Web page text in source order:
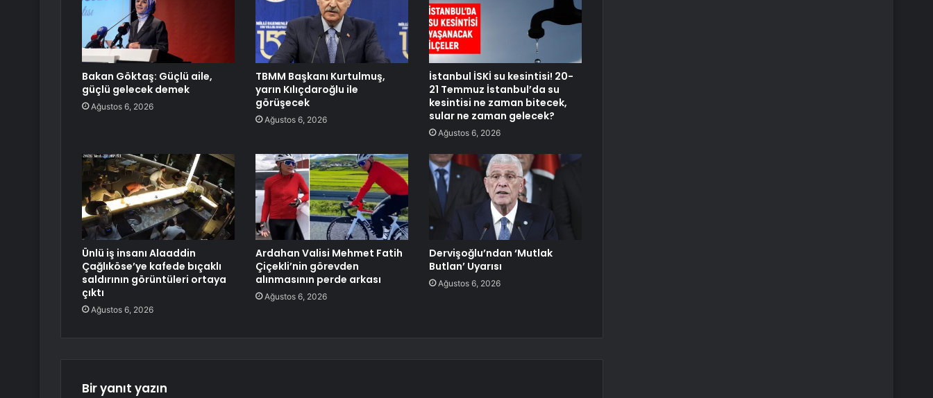
Bakan Göktaş: Güçlü aile,
güçlü gelecek demek
Ağustos 6, 2026
TBMM Başkanı Kurtulmuş,
yarın Kılıçdaroğlu ile
görüşecek
Ağustos 6, 2026
İstanbul İSKİ su kesintisi! 20-
21 Temmuz İstanbul’da su
kesintisi ne zaman bitecek,
sular ne zaman gelecek?
Ağustos 6, 2026
Ünlü iş insanı Alaaddin
Çağlıköse’ye kafede bıçaklı
saldırının görüntüleri ortaya
çıktı
Ağustos 6, 2026
Ardahan Valisi Mehmet Fatih
Çiçekli’nin görevden
alınmasının perde arkası
Ağustos 6, 2026
Dervişoğlu’ndan ‘Mutlak
Butlan’ Uyarısı
Ağustos 6, 2026
Bir yanıt yazın